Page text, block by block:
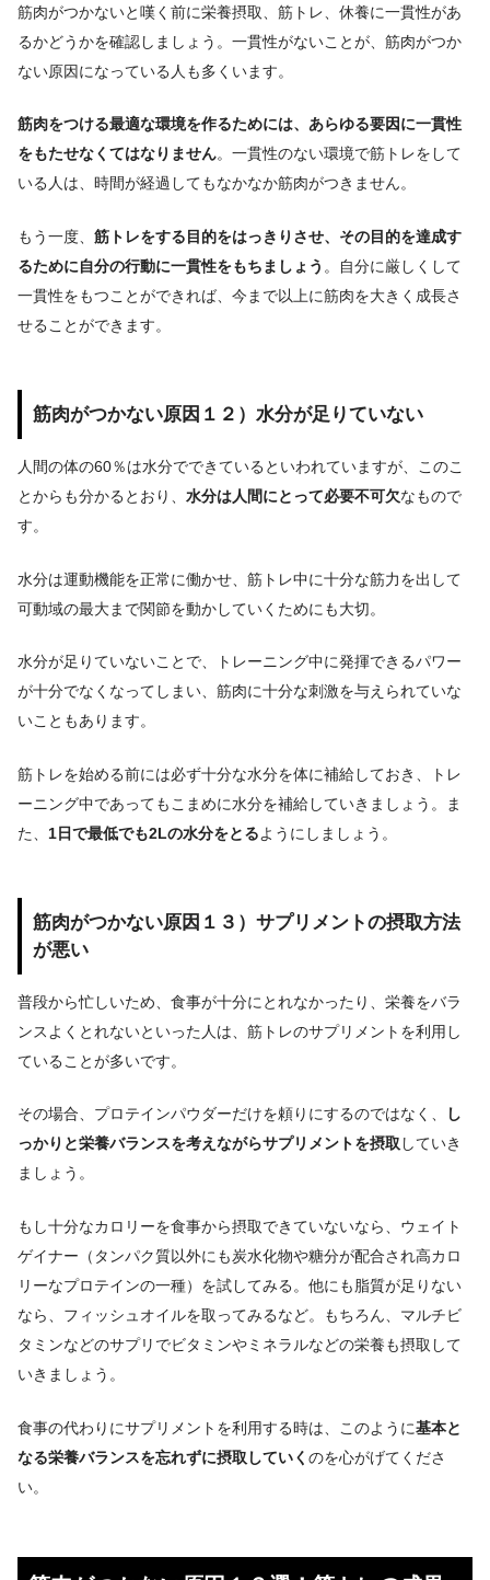
筋肉がつかないと嘆く前に栄養摂取、筋トレ、休養に一貫性があ
るかどうかを確認しましょう。 一貫性がないことが、筋肉がつか
ない原因になっている人も多くいます。
筋肉をつける最適な環境を作るためには、あらゆる要因に一貫性
をもたせなくてはなりません。一貫性のない環境で筋トレをして
いる人は、時間が経過してもなかなか筋肉がつきません。
もう一度、 筋トレをする目的をはっきりさせ、その目的を達成す
るために自分の行動に一貫性をもちましょう 。自分に厳しくして
一貫性をもつことができれば、今まで以上に筋肉を大きく成長さ
せることができます。
筋肉がつかない原因１２）水分が足りていない
人間の体の60％は水分でできているといわれていますが、このこ
とからも分かるとおり、 水分は人間にとって必要不可欠なもので
す。
水分は運動機能を正常に働かせ、筋トレ中に十分な筋力を出して
可動域の最大まで関節を動かしていくためにも大切。
水分が足りていないことで、トレーニング中に発揮できるパワー
が十分でなくなってしまい、筋肉に十分な刺激を与えられていな
いこともあります。
筋トレを始める前には必ず十分な水分を体に補給しておき、トレ
ーニング中であってもこまめに水分を補給していきましょう。ま
た、 1日で最低でも2Lの水分をとるようにしましょう。
筋肉がつかない原因１３）サプリメントの摂取方法
が悪い
普段から忙しいため、食事が十分にとれなかったり、栄養をバラ
ンスよくとれないといった人は、筋トレのサプリメントを利用し
ていることが多いです。
その場合、プロテインパウダーだけを頼りにするのではなく、
し
っかりと栄養バランスを考えながらサプリメントを摂取 していき
ましょう。
もし十分なカロリーを食事から摂取できていないなら、ウェイト
ゲイナー（タンパク質以外にも炭水化物や糖分が配合され高カロ
リーなプロテインの一種）を試してみる。他にも脂質が足りない
なら、フィッシュオイルを取ってみるなど。
もちろん、マルチビ
タミンなどのサプリでビタミンやミネラルなどの栄養も摂取して
いきましょう。
食事の代わりにサプリメントを利用する時は、このように基本と
なる栄養バランスを忘れずに摂取していく のを心がげてくださ
い。